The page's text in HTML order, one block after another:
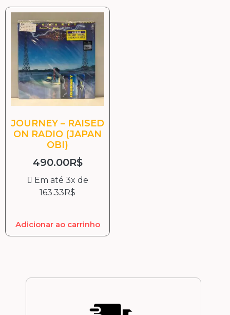
JOURNEY – RAISED
ON RADIO (JAPAN
OBI)
490.00R$
Em até 3x de
163.33 R$
Adicionar ao carrinho